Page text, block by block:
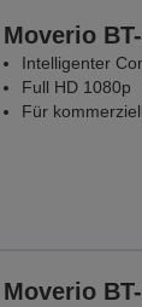
Moverio
Intelligenter
Full HD 1080p
Für
Moverio